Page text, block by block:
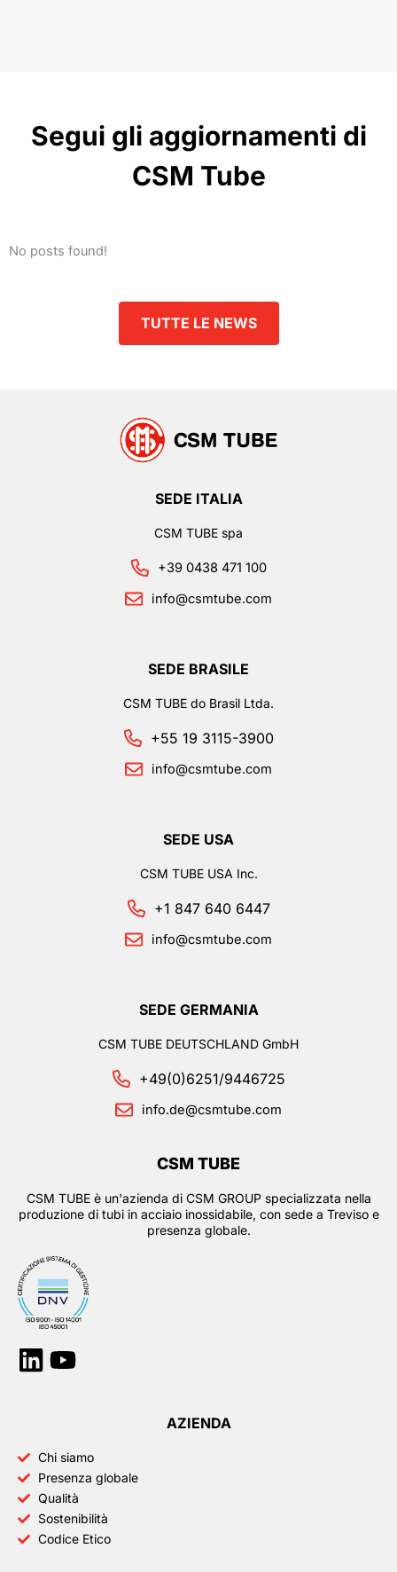
Segui gli aggiornamenti di
CSM Tube
No posts found!
TUTTE LE NEWS
SEDE ITALIA
CSM TUBE spa
+39 0438 471 100
info@csmtube.com
SEDE BRASILE
CSM TUBE do Brasil Ltda.
+55 19 3115-3900
info@csmtube.com
SEDE USA
CSM TUBE USA Inc.
+1 847 640 6447
info@csmtube.com
SEDE GERMANIA
CSM TUBE DEUTSCHLAND GmbH
+49(0)6251/9446725
info.de@csmtube.com
CSM TUBE
CSM TUBE è un'azienda di CSM GROUP specializzata nella
produzione di tubi in acciaio inossidabile, con sede a Treviso e
presenza globale.
Linkedin
Youtube
AZIENDA
Chi siamo
Presenza globale
Qualità
Sostenibilità
Codice Etico